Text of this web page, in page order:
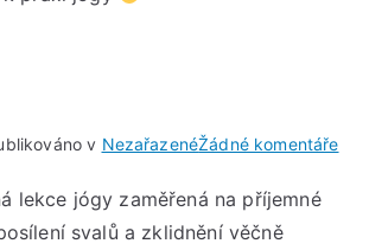
v NezařazenéŽádné komentářeu
lekce jógy zaměřená na příjemné
svalů a zklidnění věčně